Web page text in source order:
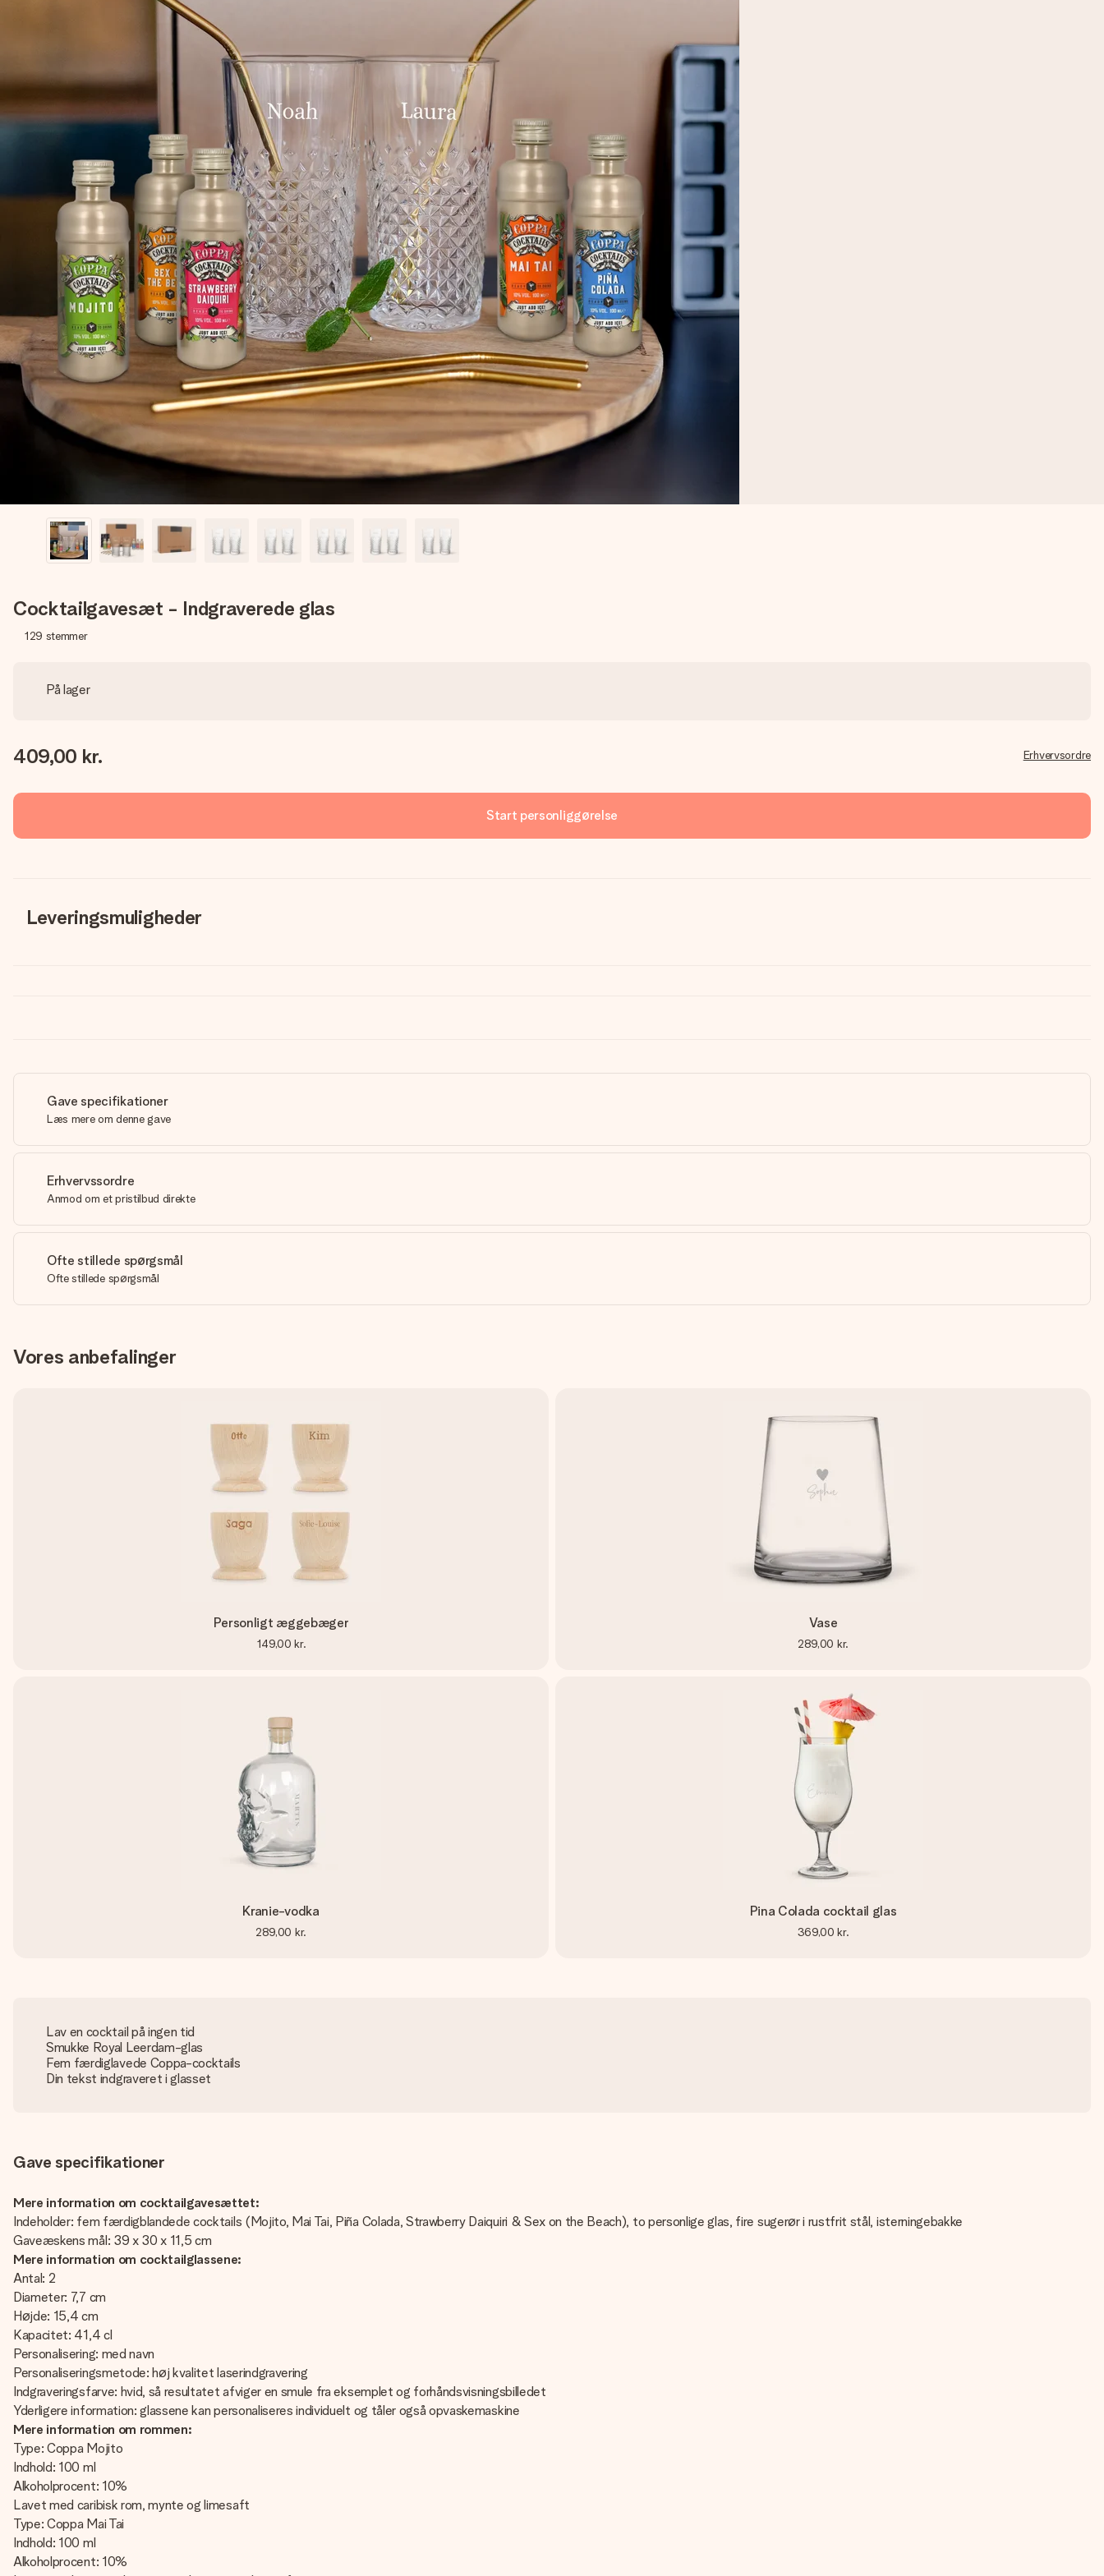
Cocktailgavesæt - Indgraverede glas
129 stemmer
På lager
409,00 kr. Erhvervsordre
Start personliggørelse
Leveringsmuligheder
Gave specifikationer
Læs mere om denne gave
Erhvervssordre
Anmod om et pristilbud direkte
Ofte stillede spørgsmål
Ofte stillede spørgsmål
Vores anbefalinger
Personligt æggebæger
149,00 kr.
Vase
289,00 kr.
Kranie-vodka
289,00 kr.
Pina Colada cocktail glas
369,00 kr.
Lav en cocktail på ingen tid
Smukke Royal Leerdam-glas
Fem færdiglavede Coppa-cocktails
Din tekst indgraveret i glasset
Gave specifikationer
Mere information om cocktailgavesættet:
Indeholder: fem færdigblandede cocktails (Mojito, Mai Tai, Piña Colada, Strawberry Daiquiri & Sex on the Beach), to personlige glas, fire sugerør i rustfrit stål, isterningebakke
Gaveæskens mål: 39 x 30 x 11,5 cm
Mere information om cocktailglassene:
Antal: 2
Diameter: 7,7 cm
Højde: 15,4 cm
Kapacitet: 41,4 cl
Personalisering: med navn
Personaliseringsmetode: høj kvalitet laserindgravering
Indgraveringsfarve: hvid, så resultatet afviger en smule fra eksemplet og forhåndsvisningsbilledet
Yderligere information: glassene kan personaliseres individuelt og tåler også opvaskemaskine
Mere information om rommen:
Type: Coppa Mojito
Indhold: 100 ml
Alkoholprocent: 10%
Lavet med caribisk rom, mynte og limesaft
Type: Coppa Mai Tai
Indhold: 100 ml
Alkoholprocent: 10%